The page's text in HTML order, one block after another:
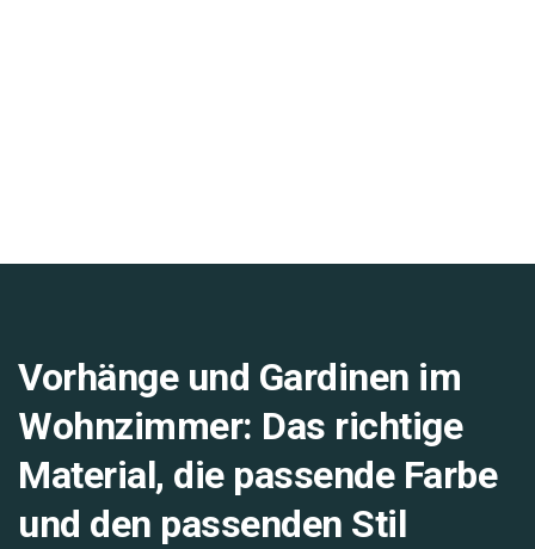
Vorhänge und Gardinen im
Wohnzimmer: Das richtige
Material, die passende Farbe
und den passenden Stil